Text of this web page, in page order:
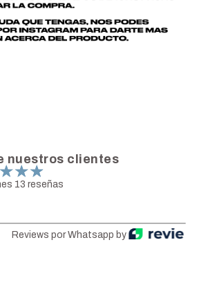
nuestros clientes
13 reseñas
Reviews por Whatsapp by